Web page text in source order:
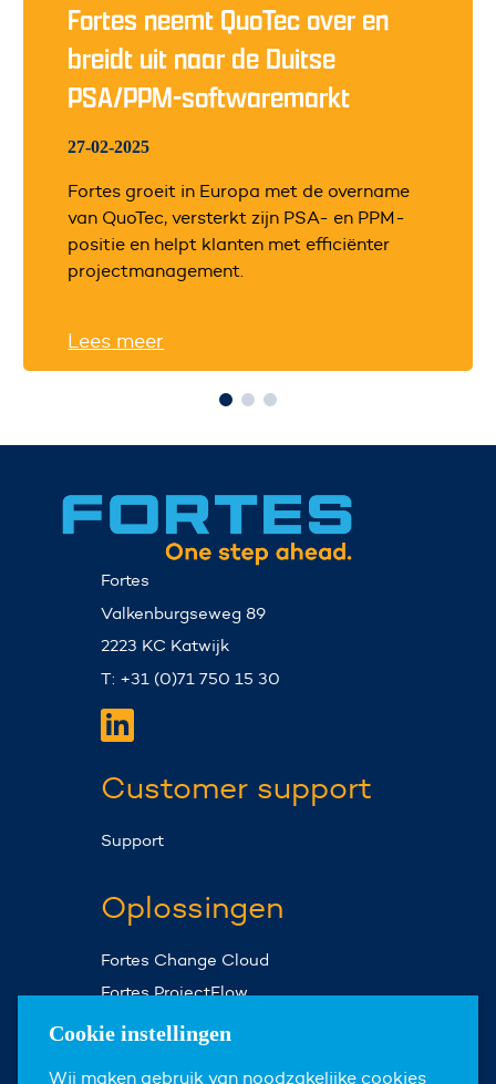
Fortes neemt QuoTec over en
breidt uit naar de Duitse
PSA/PPM-softwaremarkt
27-02-2025
Fortes groeit in Europa met de overname
van QuoTec, versterkt zijn PSA- en PPM-
positie en helpt klanten met efficiënter
projectmanagement.
Lees meer
Fortes
Valkenburgseweg 89
2223 KC Katwijk
T: +31 (0)71 750 15 30
Customer support
Support
Oplossingen
Fortes Change Cloud
Fortes ProjectFlow
Fortes Milestones
Cookie instellingen
Wij maken gebruik van noodzakelijke cookies